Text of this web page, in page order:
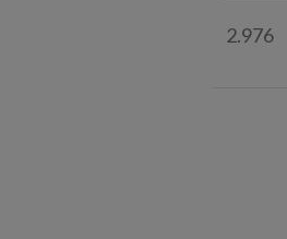
2.976